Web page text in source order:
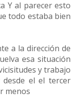
Y al parecer esto
todo estaba bien
a la dirección de
esa situación
y trabajo
el el tercer
menos